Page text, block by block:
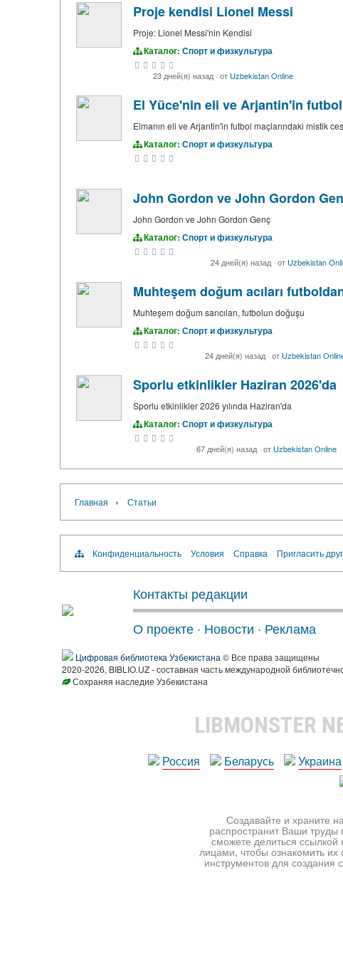
Proje kendisi Lionel Messi
Proje: Lionel Messi'nin Kendisi
Каталог: Спорт и физкультура
23 дней(я) назад · от Uzbekistan Online
El Yüce'nin eli ve Arjantin'in
Elmanın eli ve Arjantin'in futbol maçlarındaki mistik
Каталог: Спорт и физкультура
John Gordon ve John Gordon
John Gordon ve John Gordon Genç
Каталог: Спорт и физкультура
24 дней(я) назад · от Uzbekistan
Muhteşem doğum acıları
Muhteşem doğum sancıları, futbolun doğuşu
Каталог: Спорт и физкультура
24 дней(я) назад · от Uzbekistan
Sporlu etkinlikler Haziran 2026'da
Sporlu etkinlikler 2026 yılında Haziran'da
Каталог: Спорт и физкультура
67 дней(я) назад · от Uzbekistan Online
Главная › Статьи
Конфиденциальность Условия Справка Пригласить
Контакты редакции
О проекте · Новости · Реклама
Цифровая библиотека Узбекистана © Все права защищены
2020-2026, BIBLIO.UZ - составная часть международной
Сохраняя наследие Узбекистана
LIBMONSTER
Россия Беларусь Украина
Создавайте и храните
распространит Ваши труды
сможете делиться
лицами, чтобы ознакомить
инструментов для создания